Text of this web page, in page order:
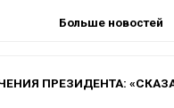
Больше новостей
ПРЕЗИДЕНТА: